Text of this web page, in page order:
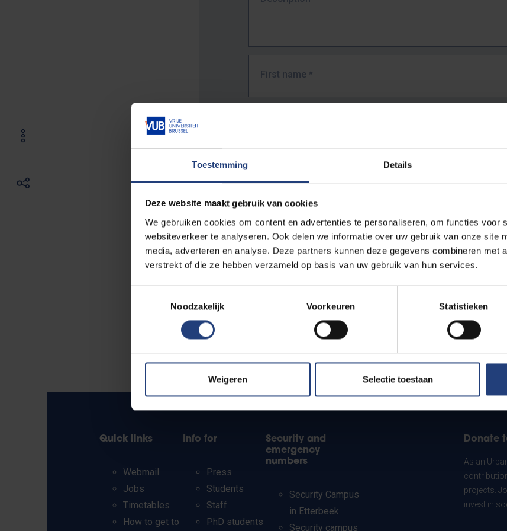
Toestemming Details
Deze website maakt gebruik van cookies
We gebruiken cookies om content en advertenties te personaliseren, om functies voor
websiteverkeer te analyseren. Ook delen we informatie over uw gebruik van onze site
media, adverteren en analyse. Deze partners kunnen deze gegevens combineren met
verstrekt of die ze hebben verzameld op basis van uw gebruik van hun services.
Noodzakelijk
Voorkeuren Statistieken
Weigeren Selectie toestaan
First name *
The full URL of the page where you encountered the error.
E.g. https://www.vub.be/nl/studeren-aan-de-vub/alle-opleidingen
Quick links
Webmail
Jobs
Timetables
How to get to
Info for
Press
Students
Staff
PhD students
Security and
emergency
numbers
Security Campus
in Etterbeek
Security campus
Donate
As an
projects.
invest in